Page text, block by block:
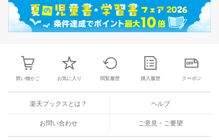
買い物かご お気に入り 閲覧履歴 購入履歴 クーポン
楽天ブックスとは？ ヘルプ
お問い合わせ ご意見・ご要望